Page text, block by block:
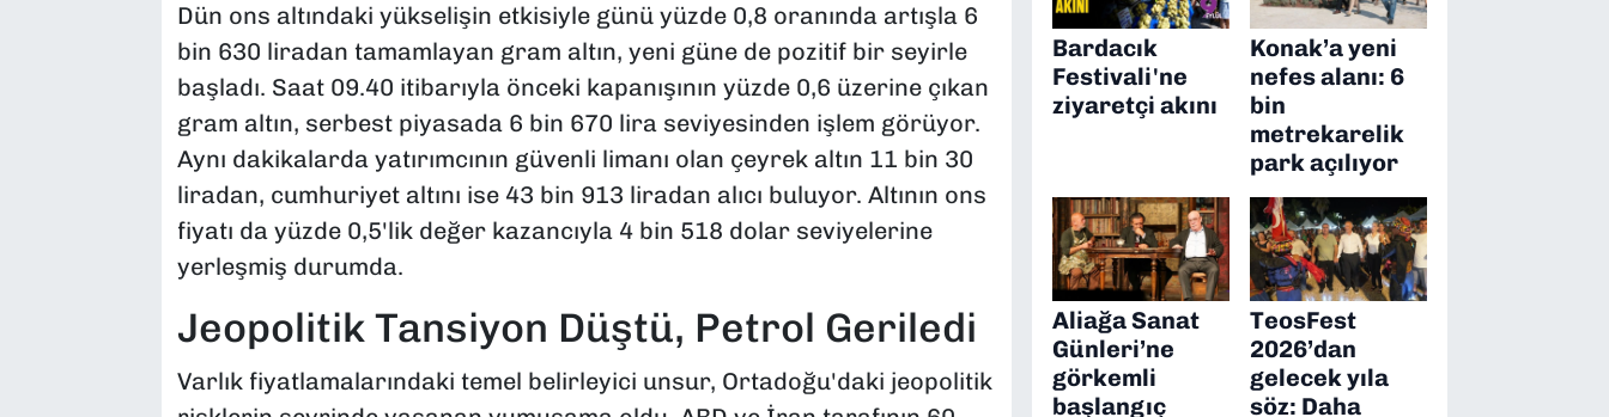
Dün ons altındaki yükselişin etkisiyle günü yüzde 0,8 oranında artışla 6
bin 630 liradan tamamlayan gram altın, yeni güne de pozitif bir seyirle
başladı. Saat 09.40 itibarıyla önceki kapanışının yüzde 0,6 üzerine çıkan
gram altın, serbest piyasada 6 bin 670 lira seviyesinden işlem görüyor.
Aynı dakikalarda yatırımcının güvenli limanı olan çeyrek altın 11 bin 30
liradan, cumhuriyet altını ise 43 bin 913 liradan alıcı buluyor. Altının ons
fiyatı da yüzde 0,5'lik değer kazancıyla 4 bin 518 dolar seviyelerine
yerleşmiş durumda.
Jeopolitik Tansiyon Düştü, Petrol Geriledi
Varlık fiyatlamalarındaki temel belirleyici unsur, Ortadoğu'daki jeopolitik
Bardacık
Festivali'ne
ziyaretçi akını
Konak’a yeni
nefes alanı: 6
bin
metrekarelik
park açılıyor
Aliağa Sanat
Günleri’ne
görkemli
başlangıç
TeosFest
2026’dan
gelecek yıla
söz: Daha